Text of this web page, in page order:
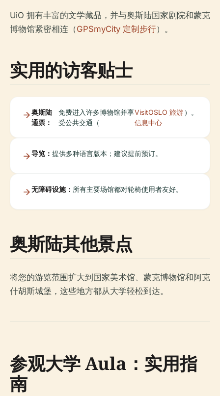
UiO 拥有丰富的文学藏品，并与奥斯陆国家剧院和蒙克
博物馆紧密相连（GPSmyCity 定制步行）。
实用的访客贴士
奥斯陆
通票：
免费进入许多博物馆并享
受公共交通（
VisitOSLO 旅游
信息中心
）。
导览： 提供多种语言版本；建议提前预订。
无障碍设施： 所有主要场馆都对轮椅使用者友好。
奥斯陆其他景点
将您的游览范围扩大到国家美术馆、蒙克博物馆和阿克
什胡斯城堡，这些地方都从大学轻松到达。
参观大学 Aula：实用指
南